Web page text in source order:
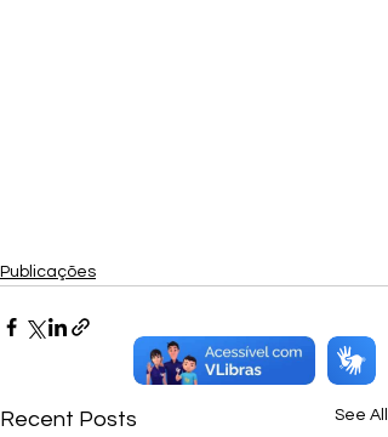
Publicações
Recent Posts See All